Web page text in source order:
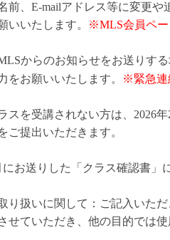
前、E-mailアドレス等に変更や
いいたします。
※MLS会員ペー
からのお知らせをお送りす
をお願いいたします。
※緊急連
スを受講されない方は、2026
ご提出いただきます。
お送りした「クラス確認書」
り扱いに関して：ご記入いた
せていただき、他の目的では使